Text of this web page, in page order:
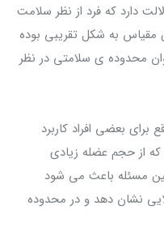
دارد که فرد از نظر سلامت
مقیاس به شکل تقریبی بوده
محدوده ی سلامتی در نظر
برای بعضی افراد کاربرد
که از حجم عضله زیادی
مسئله باعث می شود
نشان دهد و در محدوده